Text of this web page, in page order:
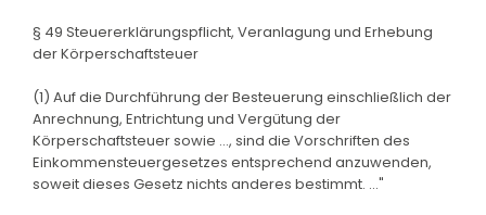
§ 49 Steuererklärungspflicht, Veranlagung und Erhebung
der Körperschaftsteuer
(1) Auf die Durchführung der Besteuerung einschließlich der
Anrechnung, Entrichtung und Vergütung der
Körperschaftsteuer sowie ..., sind die Vorschriften des
Einkommensteuergesetzes entsprechend anzuwenden,
soweit dieses Gesetz nichts anderes bestimmt. ..."